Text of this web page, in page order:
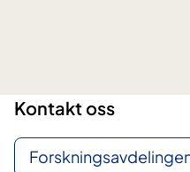
i
s
k
v
Kontakt oss